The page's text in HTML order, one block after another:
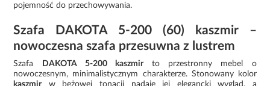
pojemność do przechowywania.
Szafa DAKOTA 5-200 (60) kaszmir –
nowoczesna szafa przesuwna z lustrem
Szafa DAKOTA 5-200 kaszmirto przestronny mebel o
nowoczesnym, minimalistycznym charakterze. Stonowany kolor
kaszmirw beżowej tonacji nadaje jej elegancki wygląd, a